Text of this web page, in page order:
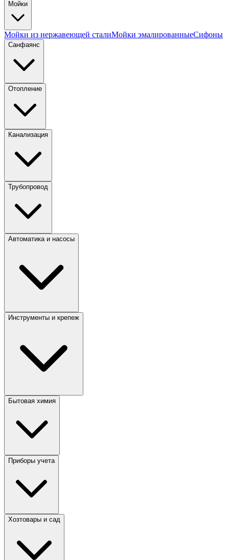
Мойки
Мойки из нержавеющей сталиМойки эмалированныеСифоны
Санфаянс
Отопление
Канализация
Трубопровод
Автоматика и насосы
Инструменты и крепеж
Бытовая химия
Приборы учета
Хозтовары и сад